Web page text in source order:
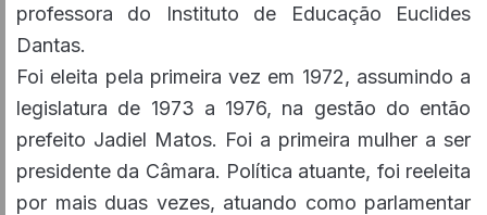
professora do Instituto de Educação Euclides
Dantas.
Foi eleita pela primeira vez em 1972, assumindo a
legislatura de 1973 a 1976, na gestão do então
prefeito Jadiel Matos. Foi a primeira mulher a ser
presidente da Câmara. Política atuante, foi reeleita
por mais duas vezes, atuando como parlamentar